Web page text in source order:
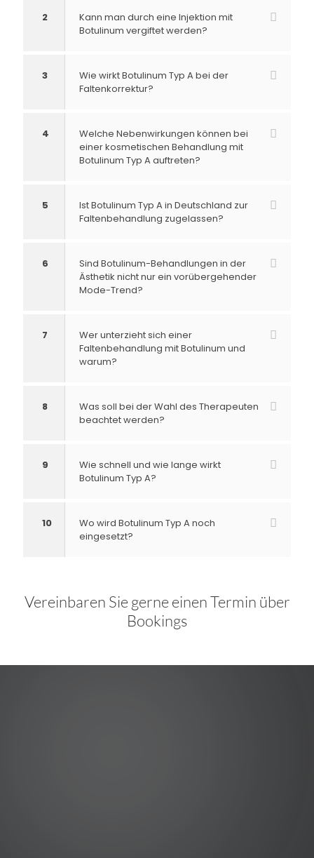
2
Kann man durch eine Injektion mit
Botulinum vergiftet werden?
3
Wie wirkt Botulinum Typ A bei der
Faltenkorrektur?
4
Welche Nebenwirkungen können bei
einer kosmetischen Behandlung mit
Botulinum Typ A auftreten?
5
Ist Botulinum Typ A in Deutschland zur
Faltenbehandlung zugelassen?
6
Sind Botulinum-Behandlungen in der
Ästhetik nicht nur ein vorübergehender
Mode-Trend?
7
Wer unterzieht sich einer
Faltenbehandlung mit Botulinum und
warum?
8
Was soll bei der Wahl des Therapeuten
beachtet werden?
9
Wie schnell und wie lange wirkt
Botulinum Typ A?
10
Wo wird Botulinum Typ A noch
eingesetzt?
Vereinbaren Sie gerne einen Termin über
Bookings